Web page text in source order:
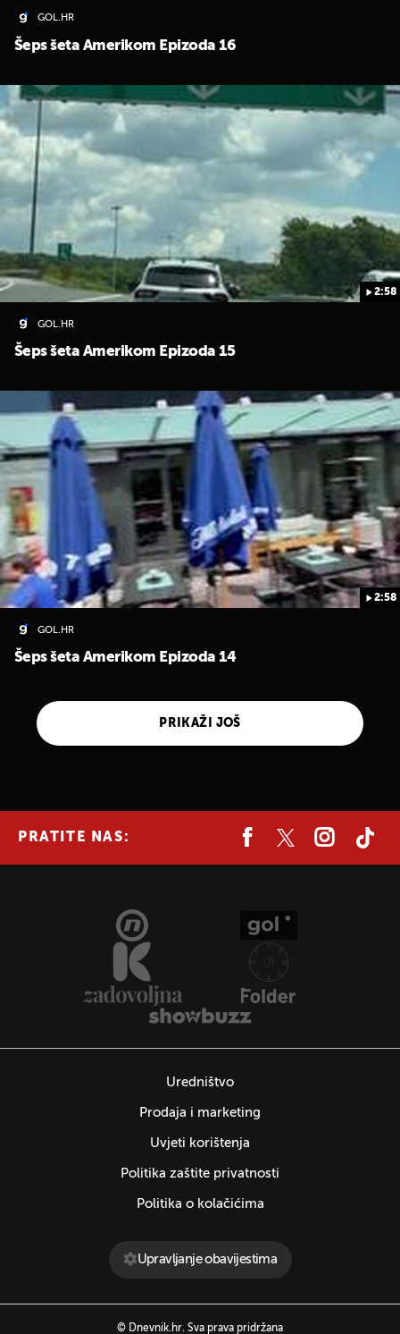
GOL.HR
Šeps šeta Amerikom Epizoda 16
2:58
GOL.HR
Šeps šeta Amerikom Epizoda 15
2:58
GOL.HR
Šeps šeta Amerikom Epizoda 14
PRIKAŽI JOŠ
PRATITE NAS:
Uredništvo
Prodaja i marketing
Uvjeti korištenja
Politika zaštite privatnosti
Politika o kolačićima
Upravljanje obavijestima
© Dnevnik.hr. Sva prava pridržana